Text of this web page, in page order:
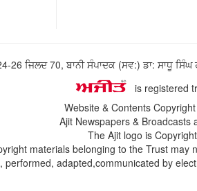
26 ਜਿਲਦ 70, ਬਾਨੀ ਸੰਪਾਦਕ (ਸਵ:) ਡਾ: ਸਾਧੂ
is registered
Website & Contents
Ajit Newspapers &
The Ajit logo is
materials belonging to the Trust
performed, adapted,communicated by